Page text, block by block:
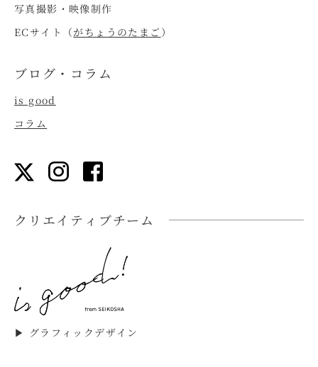
写真撮影・映像制作
ECサイト（がちょうのたまご ）
ブログ・コラム
is good
コラム
クリエイティブチーム
▶︎ グラフィックデザイン